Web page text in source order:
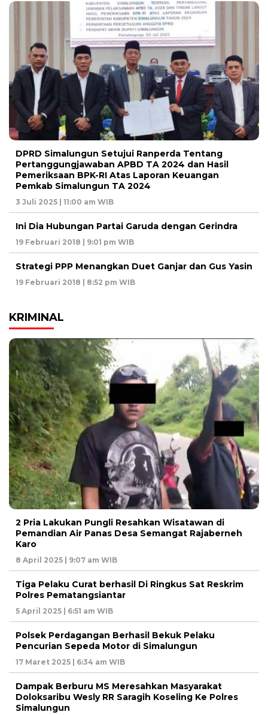
DPRD Simalungun Setujui Ranperda Tentang
Pertanggungjawaban APBD TA 2024 dan Hasil
Pemeriksaan BPK-RI Atas Laporan Keuangan
Pemkab Simalungun TA 2024
3 Juli 2025 | 11:00 am WIB
Ini Dia Hubungan Partai Garuda dengan Gerindra
19 Februari 2018 | 9:01 pm WIB
Strategi PPP Menangkan Duet Ganjar dan Gus Yasin
19 Februari 2018 | 8:52 pm WIB
KRIMINAL
2 Pria Lakukan Pungli Resahkan Wisatawan di
Pemandian Air Panas Desa Semangat Rajaberneh
Karo
8 April 2025 | 9:07 am WIB
Tiga Pelaku Curat berhasil Di Ringkus Sat Reskrim
Polres Pematangsiantar
5 April 2025 | 6:51 am WIB
Polsek Perdagangan Berhasil Bekuk Pelaku
Pencurian Sepeda Motor di Simalungun
17 Maret 2025 | 6:34 am WIB
Dampak Berburu MS Meresahkan Masyarakat
Doloksaribu Wesly RR Saragih Koseling Ke Polres
Simalungun